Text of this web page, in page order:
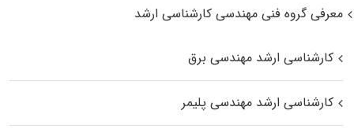
معرفی گروه فنی مهندسی کارشناسی ارشد
کارشناسی ارشد مهندسی برق
کارشناسی ارشد مهندسی پلیمر